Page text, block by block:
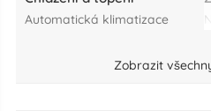
automatická klimatizace
Zobrazit